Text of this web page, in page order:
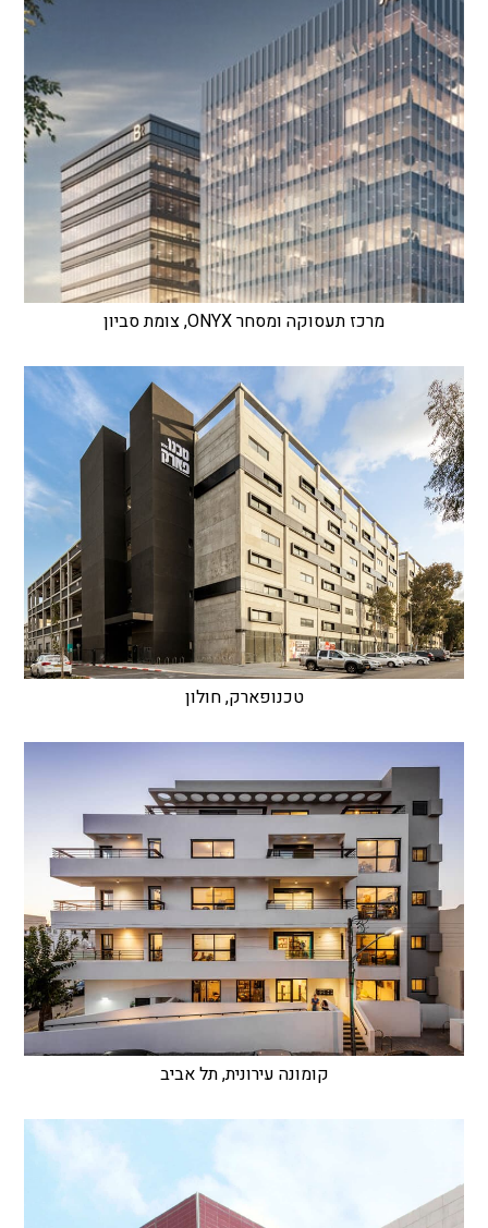
מרכז תעסוקה ומסחר ONYX, צומת סביון
טכנופארק, חולון
קומונה עירונית, תל אביב